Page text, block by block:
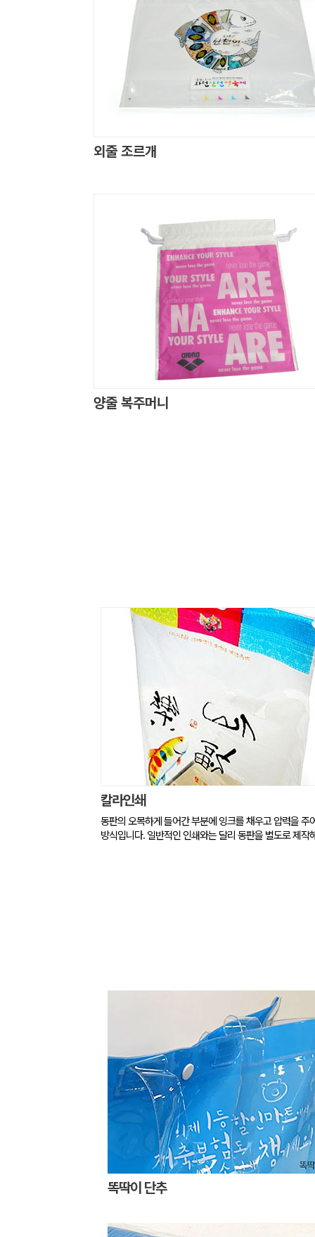
외줄 조르개
양줄 복주머니
칼라인쇄
동판의 오목하게 들어간 부분에 잉크를 채우고 압력을 주
방식입니다. 일반적인 인쇄와는 달리 동판을 별도로 제작
똑딱이 단추